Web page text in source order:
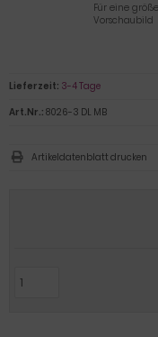
Für eine
Vorschaubild
Lieferzeit: 3-4 Tage
Art.Nr.: 8026-3 DL MB
Artikeldatenblatt drucken